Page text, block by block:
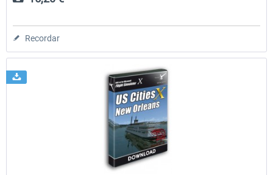
Recordar
Aerosoft